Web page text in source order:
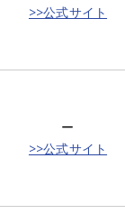
>>公式サイト
ー
>>公式サイト